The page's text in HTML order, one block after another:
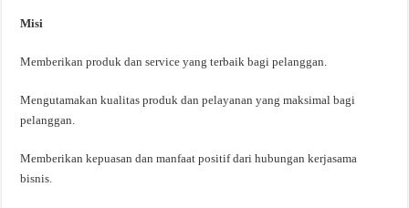
Misi
Memberikan produk dan service yang terbaik bagi pelanggan.
Mengutamakan kualitas produk dan pelayanan yang maksimal bagi
pelanggan.
Memberikan kepuasan dan manfaat positif dari hubungan kerjasama
bisnis.